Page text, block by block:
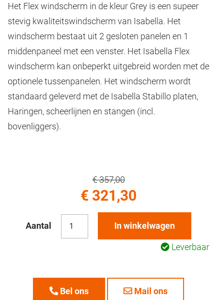
Het Flex windscherm in de kleur Grey is een supeer
stevig kwaliteitswindscherm van Isabella. Het
windscherm bestaat uit 2 gesloten panelen en 1
middenpaneel met een venster. Het Isabella Flex
windscherm kan onbeperkt uitgebreid worden met de
optionele tussenpanelen. Het windscherm wordt
standaard geleverd met de Isabella Stabillo platen,
Haringen, scheerlijnen en stangen (incl.
bovenliggers).
€ 357,00
€ 321,30
Aantal In winkelwagen
Leverbaar
Bel ons Mail ons